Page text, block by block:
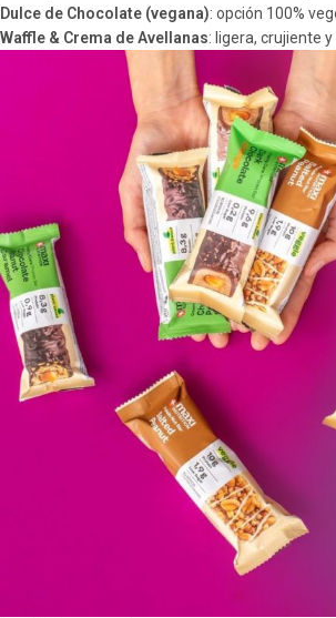
Dulce de Chocolate (vegana): opción 100%
Waffle & Crema de Avellanas: ligera, crujiente